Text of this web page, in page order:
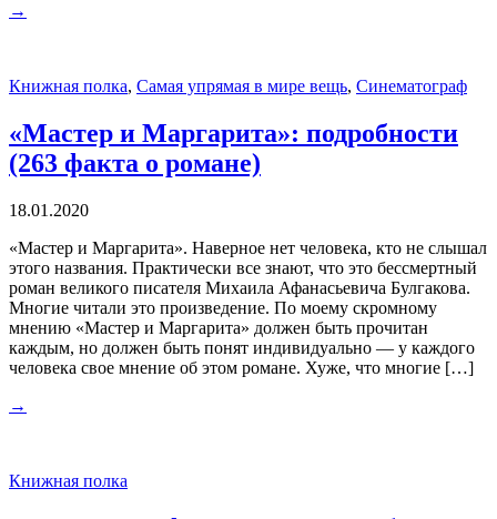
→
Книжная полка, Самая упрямая в мире вещь, Синематограф
«Мастер и Маргарита»: подробности
(263 факта о романе)
18.01.2020
«Мастер и Маргарита». Наверное нет человека, кто не слышал
этого названия. Практически все знают, что это бессмертный
роман великого писателя Михаила Афанасьевича Булгакова.
Многие читали это произведение. По моему скромному
мнению «Мастер и Маргарита» должен быть прочитан
каждым, но должен быть понят индивидуально — у каждого
человека свое мнение об этом романе. Хуже, что многие […]
→
Книжная полка